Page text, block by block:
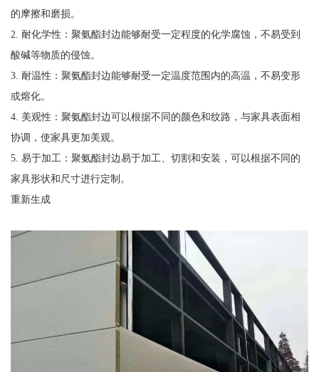
的摩擦和磨损。
2. 耐化学性：聚氨酯封边能够耐受一定程度的化学腐蚀，不易受到
酸碱等物质的侵蚀。
3. 耐温性：聚氨酯封边能够耐受一定温度范围内的高温，不易变形
或熔化。
4. 美观性：聚氨酯封边可以根据不同的颜色和纹路，与家具表面相
协调，使家具更加美观。
5. 易于加工：聚氨酯封边易于加工、切割和安装，可以根据不同的
家具形状和尺寸进行定制。
重新生成